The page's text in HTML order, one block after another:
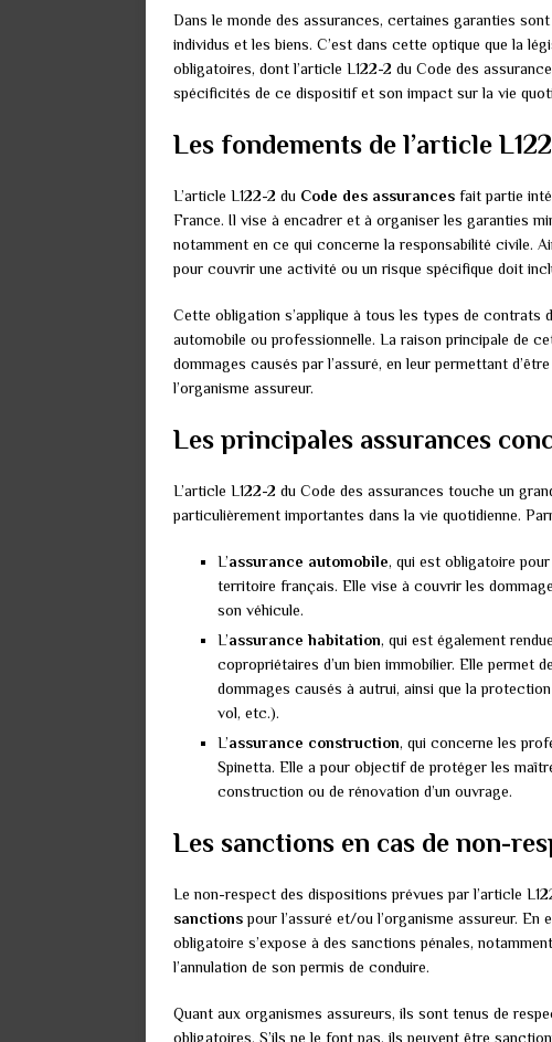
Dans le monde des assurances, certaines garanties
individus et les biens. C’est dans cette optique que la
obligatoires, dont l’article L122-2 du Code des
spécificités de ce dispositif et son impact sur la vie
Les fondements de l’article
L’article L122-2 du Code des assurances fait partie
France. Il vise à encadrer et à organiser les garanties
notamment en ce qui concerne la responsabilité civile.
pour couvrir une activité ou un risque spécifique doit
Cette obligation s’applique à tous les types de contrats
automobile ou professionnelle. La raison principale de
dommages causés par l’assuré, en leur permettant
l’organisme assureur.
Les principales assurances
L’article L122-2 du Code des assurances touche un
particulièrement importantes dans la vie quotidienne.
L’assurance automobile, qui est obligatoire
territoire français. Elle vise à couvrir les
son véhicule.
L’assurance habitation, qui est également
copropriétaires d’un bien immobilier. Elle permet
dommages causés à autrui, ainsi que la
vol, etc.).
L’assurance construction, qui concerne les
Spinetta. Elle a pour objectif de protéger les
construction ou de rénovation d’un ouvrage.
Les sanctions en cas de non-
Le non-respect des dispositions prévues par l’article
sanctionspour l’assuré et/ou l’organisme assureur.
obligatoire s’expose à des sanctions pénales,
l’annulation de son permis de conduire.
Quant aux organismes assureurs, ils sont tenus de
obligatoires. S’ils ne le font pas, ils peuvent être